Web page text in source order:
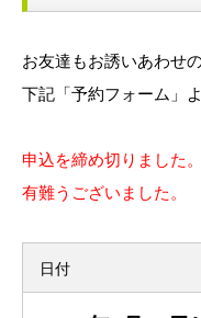
お友達もお誘いあわせ
下記「予約フォーム」
申込を締め切りました
有難うございました。
日付